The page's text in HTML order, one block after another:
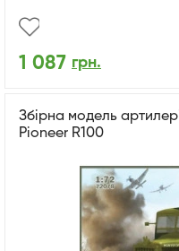
1 087 грн.
Збірна модель
Pioneer R100